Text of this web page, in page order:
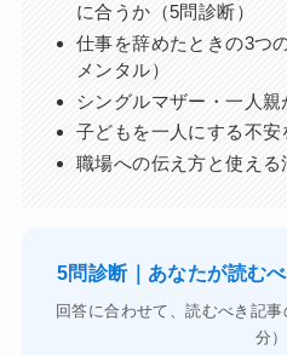
に合うか（5問診断）
仕事を辞めたときの3つ
メンタル）
シングルマザー・一人
子どもを一人にする不
職場への伝え方と使える
5問診断｜あなたが読む
回答に合わせて、読むべき記
分）